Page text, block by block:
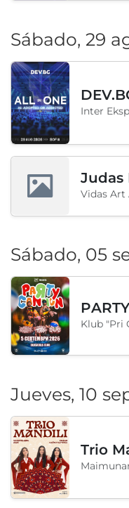
Sábado, 29
Judas
Sábado, 05
Jueves, 10